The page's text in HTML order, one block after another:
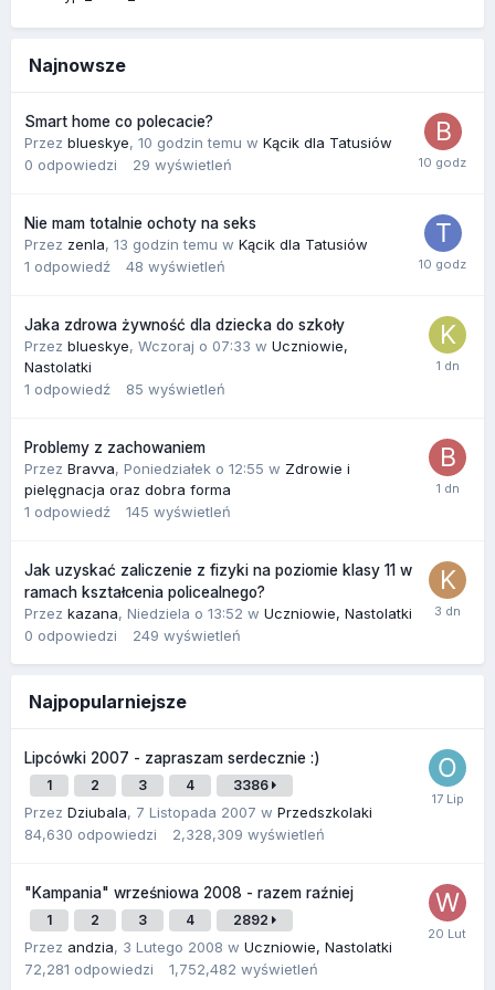
Najnowsze
Smart home co polecacie?
Przez blueskye, 10 godzin temu w Kącik dla Tatusiów
0 odpowiedzi 29 wyświetleń
Nie mam totalnie ochoty na seks
Przez zenla, 13 godzin temu w Kącik dla Tatusiów
1 odpowiedź 48 wyświetleń
Jaka zdrowa żywność dla dziecka do szkoły
Przez blueskye, Wczoraj o 07:33 w Uczniowie,
Nastolatki
1 odpowiedź 85 wyświetleń
Problemy z zachowaniem
Przez Bravva, Poniedziałek o 12:55 w Zdrowie i
pielęgnacja oraz dobra forma
1 odpowiedź 145 wyświetleń
Jak uzyskać zaliczenie z fizyki na poziomie klasy 11 w
ramach kształcenia policealnego?
Przez kazana, Niedziela o 13:52 w Uczniowie, Nastolatki
0 odpowiedzi 249 wyświetleń
Najpopularniejsze
Lipcówki 2007 - zapraszam serdecznie :)
1 2 3 4 3386
Przez Dziubala, 7 Listopada 2007 w Przedszkolaki
84,630 odpowiedzi 2,328,309 wyświetleń
"Kampania" wrześniowa 2008 - razem raźniej
1 2 3 4 2892
Przez andzia, 3 Lutego 2008 w Uczniowie, Nastolatki
72,281 odpowiedzi 1,752,482 wyświetleń